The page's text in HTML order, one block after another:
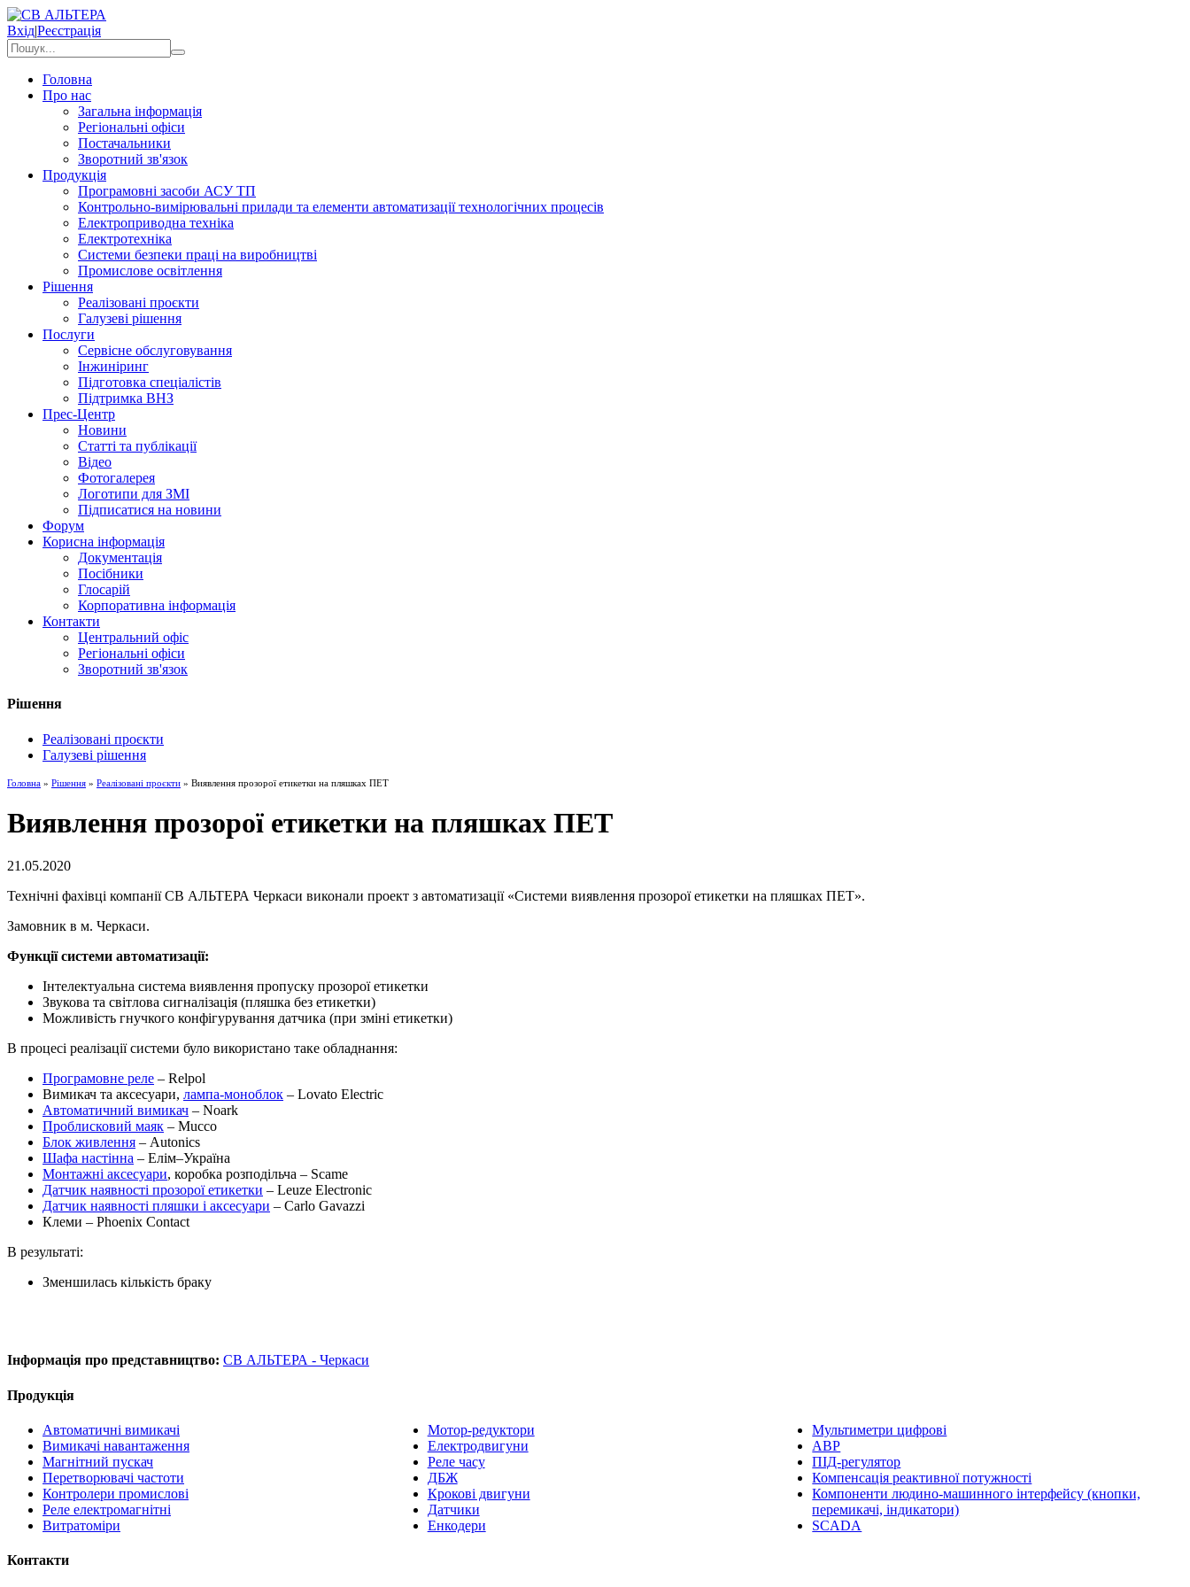
Вхід|Реєстрація
Головна
Про нас
Загальна інформація
Регіональні офіси
Постачальники
Зворотний зв'язок
Продукція
Програмовні засоби АСУ ТП
Контрольно-вимірювальні прилади та елементи автоматизації технологічних процесів
Електроприводна техніка
Електротехніка
Системи безпеки праці на виробництві
Промислове освітлення
Рішення
Реалізовані проєкти
Галузеві рішення
Послуги
Сервісне обслуговування
Інжиніринг
Підготовка спеціалістів
Підтримка ВНЗ
Прес-Центр
Новини
Статті та публікації
Відео
Фотогалерея
Логотипи для ЗМІ
Підписатися на новини
Форум
Корисна інформація
Документація
Посібники
Глосарій
Корпоративна інформація
Контакти
Центральний офіс
Регіональні офіси
Зворотний зв'язок
Рішення
Реалізовані проєкти
Галузеві рішення
Головна » Рішення » Реалізовані проєкти » Виявлення прозорої етикетки на пляшках ПЕТ
Виявлення прозорої етикетки на пляшках ПЕТ
21.05.2020
Технічні фахівці компанії СВ АЛЬТЕРА Черкаси виконали проект з автоматизації «Системи виявлення прозорої етикетки на пляшках ПЕТ».
Замовник в м. Черкаси.
Функції системи автоматизації:
Інтелектуальна система виявлення пропуску прозорої етикетки
Звукова та світлова сигналізація (пляшка без етикетки)
Можливість гнучкого конфігурування датчика (при зміні етикетки)
В процесі реалізації системи було використано таке обладнання:
Програмовне реле – Relpol
Вимикач та аксесуари, лампа-моноблок – Lovato Electric
Автоматичний вимикач – Noark
Проблисковий маяк – Mucco
Блок живлення – Autonics
Шафа настінна – Елім–Україна
Монтажні аксесуари, коробка розподільча – Scame
Датчик наявності прозорої етикетки – Leuze Electronic
Датчик наявності пляшки і аксесуари – Carlo Gavazzi
Клеми – Phoenix Contact
В результаті:
Зменшилась кількість браку
Інформація про представництво: СВ АЛЬТЕРА - Черкаси
Продукція
Автоматичні вимикачі
Вимикачі навантаження
Магнітний пускач
Перетворювачі частоти
Контролери промислові
Реле електромагнітні
Витратоміри
Мотор-редуктори
Електродвигуни
Реле часу
ДБЖ
Крокові двигуни
Датчики
Енкодери
Мультиметри цифрові
АВР
ПІД-регулятор
Компенсація реактивної потужності
Компоненти людино-машинного інтерфейсу (кнопки,
перемикачі, індикатори)
SCADA
Контакти